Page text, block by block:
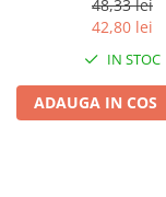
48,33 lei
42,80 lei
IN STOC
ADAUGA IN COS